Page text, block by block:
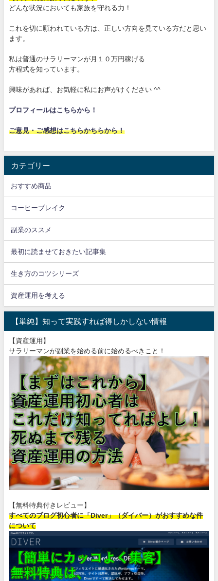
どんな状況においても家族を守れる力！
これを切に願われている方は、正しい方向を見ている方だと思い
ます。
私は普通のサラリーマンが月１０万円稼げる
方程式を知っています。
興味があれば、お気軽に私にお声がけください ^^
プロフィールはこちらから！
ご意見・ご感想はこちらかちらから！
カテゴリー
おすすめ商品
コーヒーブレイク
副業のススメ
最初に読ませておきたい記事集
生き方のコツシリーズ
資産運用を考える
【単純】知って実践すれば得しかしない情報
【資産運用】
サラリーマンが副業を始める前に始めるべきこと！
【無料特典付きレビュー】
すべてのブログ初心者に「Diver」（ダイバー）がおすすめな件
について